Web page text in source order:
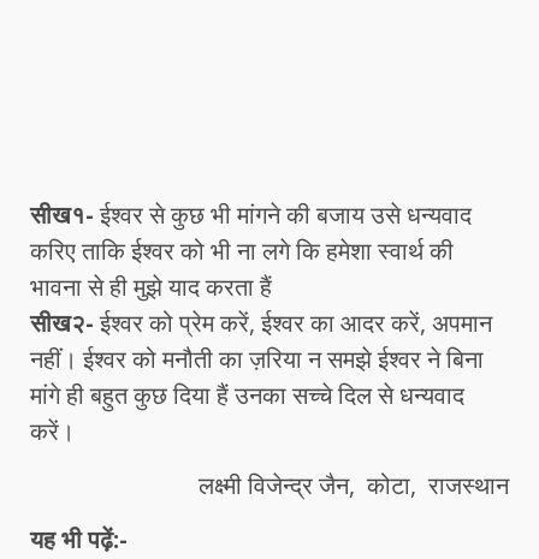
सीख१-ईश्वर से कुछ भी मांगने की बजाय उसे धन्यवाद
करिए ताकि ईश्वर को भी ना लगे कि हमेशा स्वार्थ की
भावना से ही मुझे याद करता हैं
सीख२-ईश्वर को प्रेम करें, ईश्वर का आदर करें, अपमान
नहीं। ईश्वर को मनौती का ज़रिया न समझे ईश्वर ने बिना
मांगे ही बहुत कुछ दिया हैं उनका सच्चे दिल से धन्यवाद
करें।
लक्ष्मी विजेन्द्र जैन, कोटा, राजस्थान
यह भी पढ़ें:-